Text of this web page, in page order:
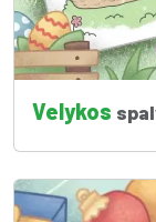
Velykos